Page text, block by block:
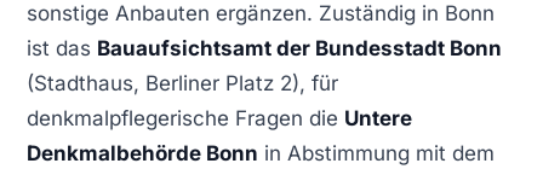
sonstige Anbauten ergänzen. Zuständig in Bonn
ist das Bauaufsichtsamt der Bundesstadt Bonn
(Stadthaus, Berliner Platz 2), für
denkmalpflegerische Fragen die Untere
Denkmalbehörde Bonn in Abstimmung mit dem